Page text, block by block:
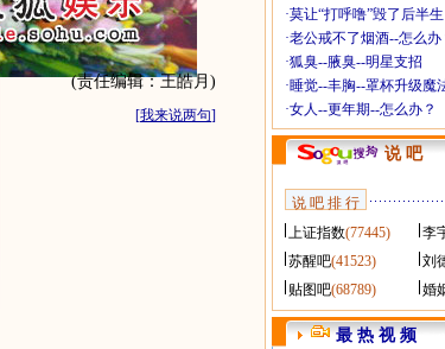
(责任编辑：王皓月)
[我来说两句]
·莫让“打呼噜”毁了后半生
·老公戒不了烟酒--怎么办
·狐臭--腋臭--明星支招
·睡觉--丰胸--罩杯升级魔
·女人--更年期--怎么办？
说 吧
说 吧 排 行
上证指数(77445) 李
苏醒吧(41523) 刘
贴图吧(68789) 婚
最 热 视 频